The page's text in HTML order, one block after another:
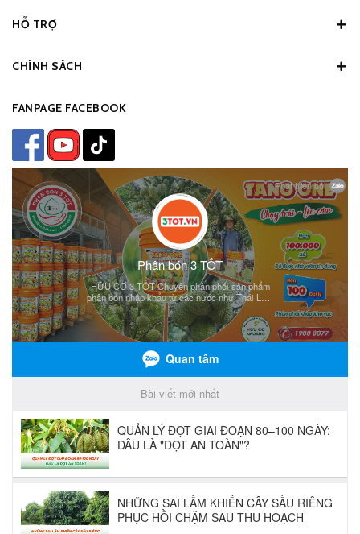
HỖ TRỢ
CHÍNH SÁCH
FANPAGE FACEBOOK